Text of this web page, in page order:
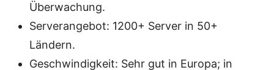
Überwachung.
Serverangebot: 1200+ Server in 50+
Ländern.
Geschwindigkeit: Sehr gut in Europa; in